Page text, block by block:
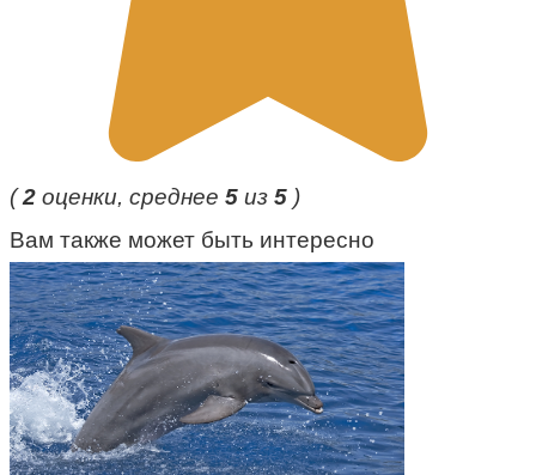
(2 оценки, среднее 5 из 5 )
Вам также может быть интересно